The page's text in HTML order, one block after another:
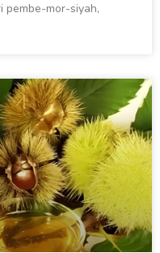
pembe-mor-siyah,